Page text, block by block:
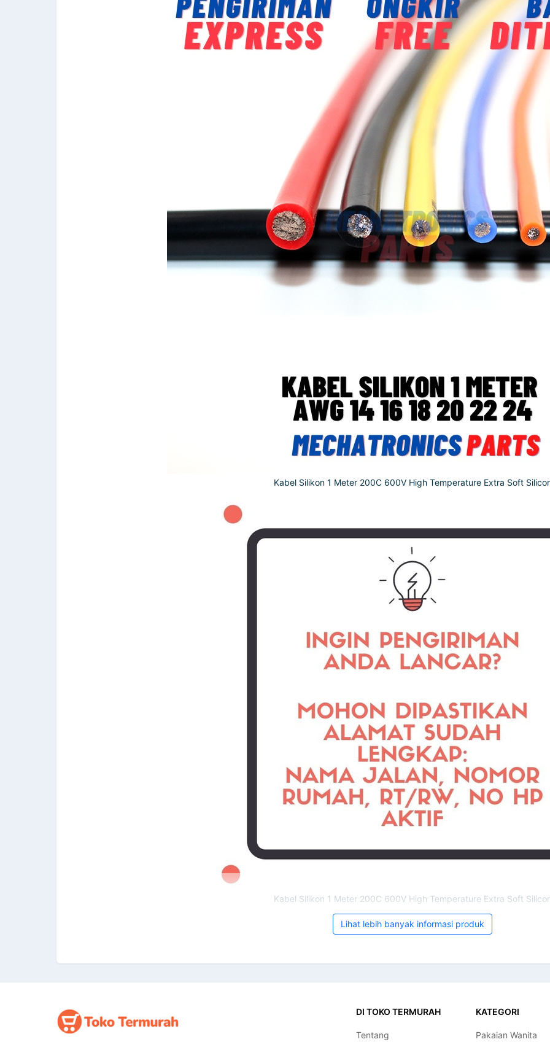
Kabel Silikon 1 Meter 200C 600V High Temperature Extra Soft
Kabel Silikon 1 Meter 200C 600V High Temperature Extra Soft
Lihat lebih banyak informasi produk
DI TOKO TERMURAH
Tentang
KATEGORI
Pakaian Wanita